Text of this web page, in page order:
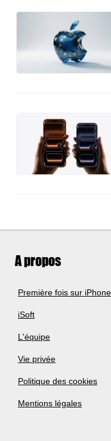
A propos
Première fois sur
iSoft
L'équipe
Vie privée
Politique des cookies
Mentions légales